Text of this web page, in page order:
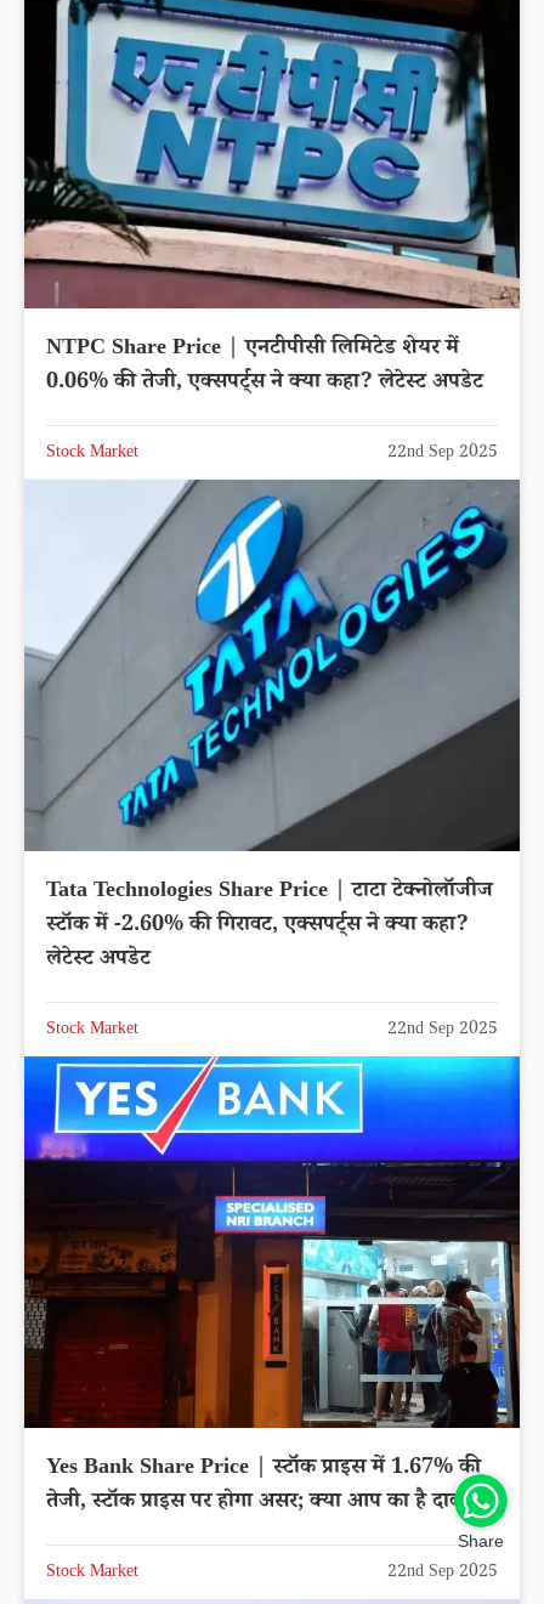
NTPC Share Price | एनटीपीसी लिमिटेड शेयर में
0.06% की तेजी, एक्सपर्ट्स ने क्या कहा? लेटेस्ट अपडेट
Stock Market 22nd Sep 2025
Tata Technologies Share Price | टाटा टेक्नोलॉजीज
स्टॉक में -2.60% की गिरावट, एक्सपर्ट्स ने क्या कहा?
लेटेस्ट अपडेट
Stock Market 22nd Sep 2025
Yes Bank Share Price | स्टॉक प्राइस में 1.67% की
तेजी, स्टॉक प्राइस पर होगा असर; क्या आप का है दाव?
Stock Market 22nd Sep 2025
Share